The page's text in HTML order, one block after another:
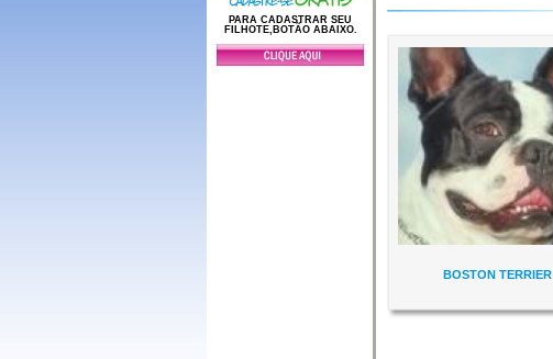
PARA CADASTRAR SEU
FILHOTE,BOTÃO ABAIXO.
BOSTON TERRIER